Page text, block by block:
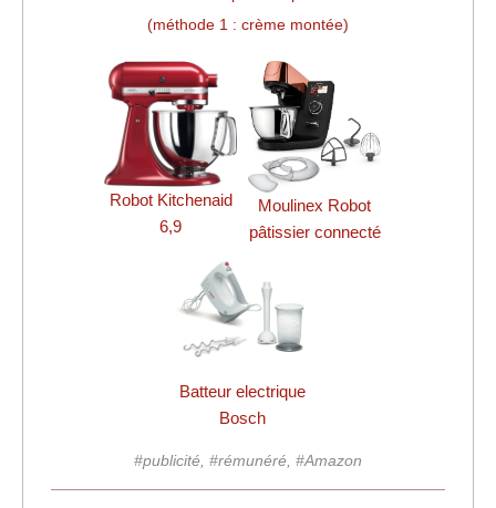
Robot Kitchenaid
6,9
Moulinex Robot
pâtissier connecté
Batteur electrique
Bosch
#publicité, #rémunéré, #Amazon